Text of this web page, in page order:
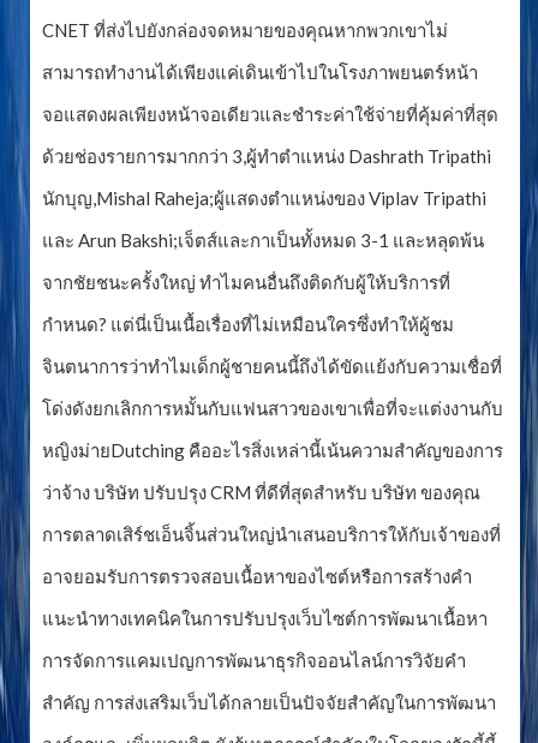
CNET ที่ส่งไปยังกล่องจดหมายของคุณหากพวกเขาไม่
สามารถทำงานได้เพียงแค่เดินเข้าไปในโรงภาพยนตร์หน้า
จอแสดงผลเพียงหน้าจอเดียวและชำระค่าใช้จ่ายที่คุ้มค่าที่สุด
ด้วยช่องรายการมากกว่า 3,ผู้ทำตำแหน่ง Dashrath Tripathi
นักบุญ,Mishal Raheja;ผู้แสดงตำแหน่งของ Viplav Tripathi
และ Arun Bakshi;เจ็ตส์และกาเป็นทั้งหมด 3-1 และหลุดพ้น
จากชัยชนะครั้งใหญ่ ทำไมคนอื่นถึงติดกับผู้ให้บริการที่
กำหนด? แต่นี่เป็นเนื้อเรื่องที่ไม่เหมือนใครซึ่งทำให้ผู้ชม
จินตนาการว่าทำไมเด็กผู้ชายคนนี้ถึงได้ขัดแย้งกับความเชื่อที่
โด่งดังยกเลิกการหมั้นกับแฟนสาวของเขาเพื่อที่จะแต่งงานกับ
หญิงม่ายDutching คืออะไรสิ่งเหล่านี้เน้นความสำคัญของการ
ว่าจ้าง บริษัท ปรับปรุง CRM ที่ดีที่สุดสำหรับ บริษัท ของคุณ
การตลาดเสิร์ชเอ็นจิ้นส่วนใหญ่นำเสนอบริการให้กับเจ้าของที่
อาจยอมรับการตรวจสอบเนื้อหาของไซต์หรือการสร้างคำ
แนะนำทางเทคนิคในการปรับปรุงเว็บไซต์การพัฒนาเนื้อหา
การจัดการแคมเปญการพัฒนาธุรกิจออนไลน์การวิจัยคำ
สำคัญ การส่งเสริมเว็บได้กลายเป็นปัจจัยสำคัญในการพัฒนา